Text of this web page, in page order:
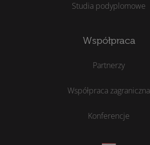
Studia podyplomowe
Współpraca
Partnerzy
Współpraca zagraniczna
Konferencje